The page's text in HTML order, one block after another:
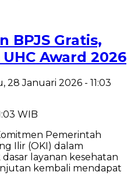
BPJS Gratis,
Award 2026
28 Januari 2026 - 11:03
WIB
Pemerintah
Ilir (OKI) dalam
layanan kesehatan
kembali mendapat